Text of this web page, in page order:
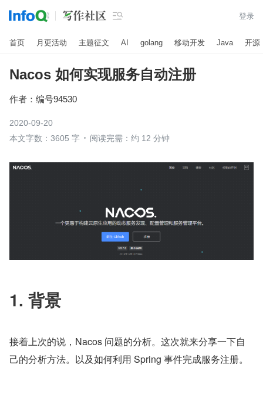
 登录
首页 月更活动 主题征文 AI golang 移动开发 Java 开源
Nacos 如何实现服务自动注册
作者： 编号94530
2020-09-20
本文字数：3605 字
阅读完需：约 12 分钟
1. 背景
接着上次的说，Nacos 问题的分析。这次就来分享一下自
己的分析方法。以及如何利用 Spring 事件完成服务注册。